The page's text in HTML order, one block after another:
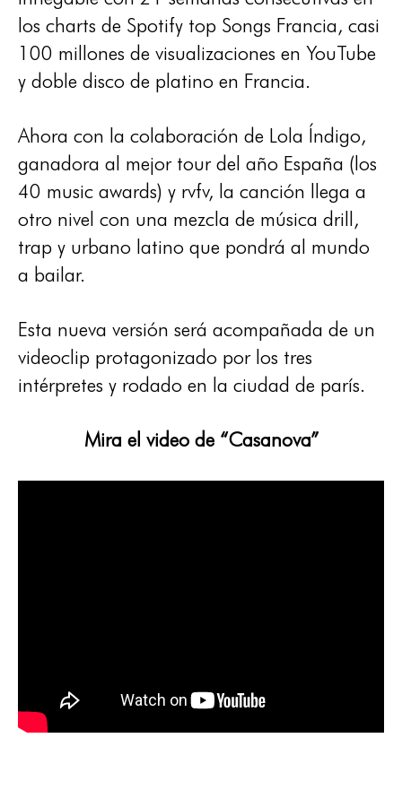
los charts de Spotify top Songs Francia, casi
100 millones de visualizaciones en YouTube
y doble disco de platino en Francia.
Ahora con la colaboración de Lola Índigo,
ganadora al mejor tour del año España (los
40 music awards) y rvfv, la canción llega a
otro nivel con una mezcla de música drill,
trap y urbano latino que pondrá al mundo
a bailar.
Esta nueva versión será acompañada de un
videoclip protagonizado por los tres
intérpretes y rodado en la ciudad de parís.
Mira el video de “Casanova”